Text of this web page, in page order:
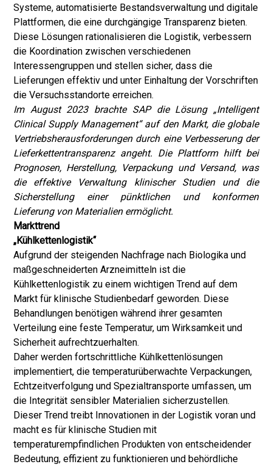
Systeme, automatisierte Bestandsverwaltung und digitale
Plattformen, die eine durchgängige Transparenz bieten.
Diese Lösungen rationalisieren die Logistik, verbessern
die Koordination zwischen verschiedenen
Interessengruppen und stellen sicher, dass die
Lieferungen effektiv und unter Einhaltung der Vorschriften
die Versuchsstandorte erreichen.
Im August 2023 brachte SAP die Lösung „Intelligent
Clinical Supply Management“ auf den Markt, die globale
Vertriebsherausforderungen durch eine Verbesserung der
Lieferkettentransparenz angeht. Die Plattform hilft bei
Prognosen, Herstellung, Verpackung und Versand, was
die effektive Verwaltung klinischer Studien und die
Sicherstellung einer pünktlichen und konformen
Lieferung von Materialien ermöglicht.
Markttrend
„Kühlkettenlogistik“
Aufgrund der steigenden Nachfrage nach Biologika und
maßgeschneiderten Arzneimitteln ist die
Kühlkettenlogistik zu einem wichtigen Trend auf dem
Markt für klinische Studienbedarf geworden. Diese
Behandlungen benötigen während ihrer gesamten
Verteilung eine feste Temperatur, um Wirksamkeit und
Sicherheit aufrechtzuerhalten.
Daher werden fortschrittliche Kühlkettenlösungen
implementiert, die temperaturüberwachte Verpackungen,
Echtzeitverfolgung und Spezialtransporte umfassen, um
die Integrität sensibler Materialien sicherzustellen.
Dieser Trend treibt Innovationen in der Logistik voran und
macht es für klinische Studien mit
temperaturempfindlichen Produkten von entscheidender
Bedeutung, effizient zu funktionieren und behördliche